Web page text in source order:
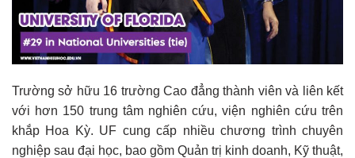
Trường sở hữu 16 trường Cao đẳng thành viên và liên kết
với hơn 150 trung tâm nghiên cứu, viện nghiên cứu trên
khắp Hoa Kỳ. UF cung cấp nhiều chương trình chuyên
nghiệp sau đại học, bao gồm Quản trị kinh doanh, Kỹ thuật,